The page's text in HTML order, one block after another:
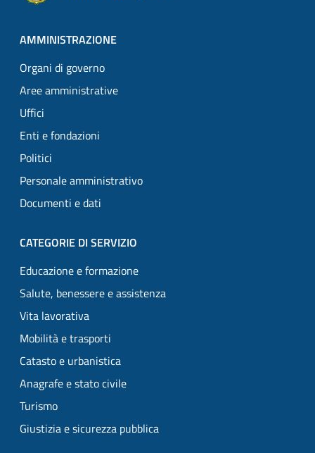
AMMINISTRAZIONE
Organi di governo
Aree amministrative
Uffici
Enti e fondazioni
Politici
Personale amministrativo
Documenti e dati
CATEGORIE DI SERVIZIO
Educazione e formazione
Salute, benessere e assistenza
Vita lavorativa
Mobilità e trasporti
Catasto e urbanistica
Anagrafe e stato civile
Turismo
Giustizia e sicurezza pubblica